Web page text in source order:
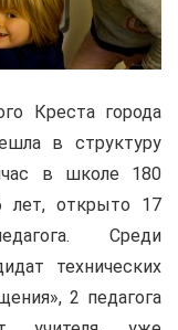
Креста города
в структуру
в школе 180
лет, открыто 17
Среди
технических
2 педагога